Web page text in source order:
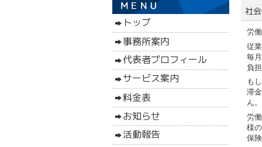
労
従
毎
負
も
滞
ん。
労
様
保